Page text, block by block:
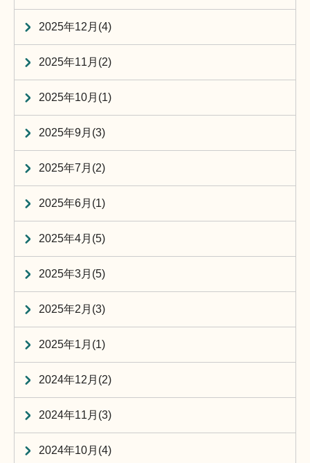
2025年12月(4)
2025年11月(2)
2025年10月(1)
2025年9月(3)
2025年7月(2)
2025年6月(1)
2025年4月(5)
2025年3月(5)
2025年2月(3)
2025年1月(1)
2024年12月(2)
2024年11月(3)
2024年10月(4)